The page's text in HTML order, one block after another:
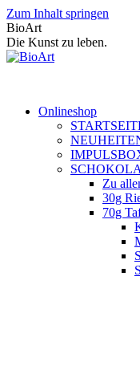
Zum Inhalt springen
BioArt
Die Kunst zu leben.
Onlineshop
Zu
30g
70g